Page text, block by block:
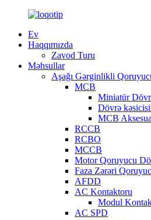
Ev
Haqqımızda
Zavod Turu
Məhsullar
Aşağı Gərginlikli
MCB
Miniatür
Dövrə
MCB
RCCB
RCBO
MCCB
Motor Qoruyucu
Faza Zərəri
AFDD
AC Kontaktoru
Modul
AC SPD